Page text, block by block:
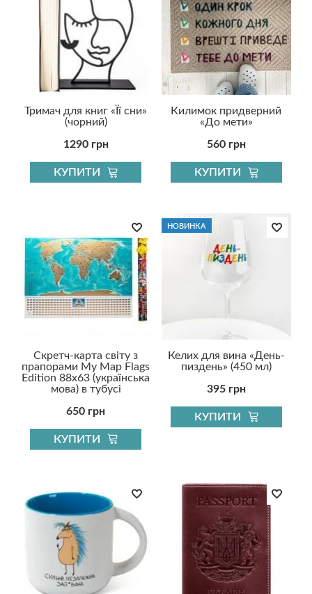
Тримач для книг «Її сни»
(чорний)
1290 грн
КУПИТИ
Килимок придверний
«До мети»
560 грн
КУПИТИ
Скретч-карта світу з
прапорами My Map Flags
Edition 88х63 (українська
мова) в тубусі
650 грн
КУПИТИ
НОВИНКА
Келих для вина «День-
пиздень» (450 мл)
395 грн
КУПИТИ